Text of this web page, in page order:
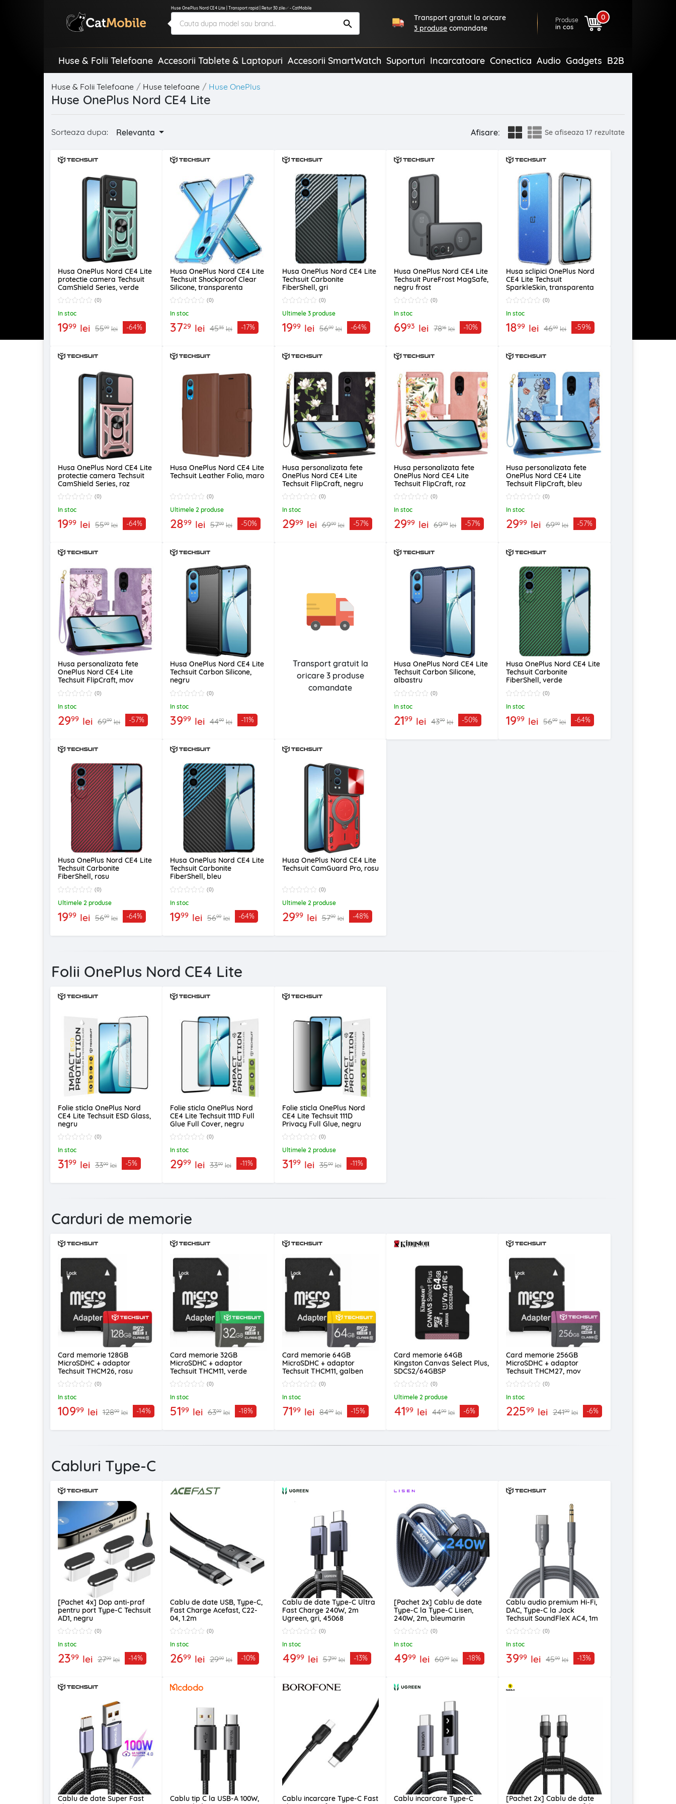
Huse OnePlus Nord CE4 Lite | Transport rapid | Retur 30 zile✅ - CatMobile
Transport gratuit la oricare
3 produse comandate
Produse
in cos
0
Huse & Folii Telefoane Accesorii Tablete & Laptopuri Accesorii SmartWatch Suporturi Incarcatoare Conectica Audio Gadgets B2B
Huse & Folii Telefoane Huse telefoane Huse OnePlus
Huse OnePlus Nord CE4 Lite
Sorteaza dupa: Relevanta Afisare: Se afiseaza 17 rezultate
Husa OnePlus Nord CE4 Lite
protectie camera Techsuit
CamShield Series, verde
(0)
In stoc
1999 lei 5599 lei -64%
Husa OnePlus Nord CE4 Lite
Techsuit Shockproof Clear
Silicone, transparenta
(0)
In stoc
3729 lei 4535 lei -17%
Husa OnePlus Nord CE4 Lite
Techsuit Carbonite
FiberShell, gri
(0)
Ultimele 3 produse
1999 lei 5699 lei -64%
Husa OnePlus Nord CE4 Lite
Techsuit PureFrost MagSafe,
negru frost
(0)
In stoc
6993 lei 7816 lei -10%
Husa sclipici OnePlus Nord
CE4 Lite Techsuit
SparkleSkin, transparenta
(0)
In stoc
1899 lei 4699 lei -59%
Husa OnePlus Nord CE4 Lite
protectie camera Techsuit
CamShield Series, roz
(0)
In stoc
1999 lei 5599 lei -64%
Husa OnePlus Nord CE4 Lite
Techsuit Leather Folio, maro
(0)
Ultimele 2 produse
2899 lei 5799 lei -50%
Husa personalizata fete
OnePlus Nord CE4 Lite
Techsuit FlipCraft, negru
(0)
In stoc
2999 lei 6999 lei -57%
Husa personalizata fete
OnePlus Nord CE4 Lite
Techsuit FlipCraft, roz
(0)
In stoc
2999 lei 6999 lei -57%
Husa personalizata fete
OnePlus Nord CE4 Lite
Techsuit FlipCraft, bleu
(0)
In stoc
2999 lei 6999 lei -57%
Husa personalizata fete
OnePlus Nord CE4 Lite
Techsuit FlipCraft, mov
(0)
In stoc
2999 lei 6999 lei -57%
Husa OnePlus Nord CE4 Lite
Techsuit Carbon Silicone,
negru
(0)
In stoc
3999 lei 4499 lei -11%
Transport gratuit la
oricare 3 produse
comandate
Husa OnePlus Nord CE4 Lite
Techsuit Carbon Silicone,
albastru
(0)
In stoc
2199 lei 4399 lei -50%
Husa OnePlus Nord CE4 Lite
Techsuit Carbonite
FiberShell, verde
(0)
In stoc
1999 lei 5699 lei -64%
Husa OnePlus Nord CE4 Lite
Techsuit Carbonite
FiberShell, rosu
(0)
Ultimele 2 produse
1999 lei 5699 lei -64%
Husa OnePlus Nord CE4 Lite
Techsuit Carbonite
FiberShell, bleu
(0)
In stoc
1999 lei 5699 lei -64%
Husa OnePlus Nord CE4 Lite
Techsuit CamGuard Pro, rosu
(0)
Ultimele 2 produse
2999 lei 5799 lei -48%
Folii OnePlus Nord CE4 Lite
Folie sticla OnePlus Nord
CE4 Lite Techsuit ESD Glass,
negru
(0)
In stoc
3199 lei 3399 lei -5%
Folie sticla OnePlus Nord
CE4 Lite Techsuit 111D Full
Glue Full Cover, negru
(0)
In stoc
2999 lei 3399 lei -11%
Folie sticla OnePlus Nord
CE4 Lite Techsuit 111D
Privacy Full Glue, negru
(0)
Ultimele 2 produse
3199 lei 3599 lei -11%
Carduri de memorie
Card memorie 128GB
MicroSDHC + adaptor
Techsuit THCM26, rosu
(0)
In stoc
10999 lei 12899 lei -14%
Card memorie 32GB
MicroSDHC + adaptor
Techsuit THCM11, verde
(0)
In stoc
5199 lei 6399 lei -18%
Card memorie 64GB
MicroSDHC + adaptor
Techsuit THCM11, galben
(0)
In stoc
7199 lei 8499 lei -15%
Card memorie 64GB
Kingston Canvas Select Plus,
SDCS2/64GBSP
(0)
Ultimele 2 produse
4199 lei 4499 lei -6%
Card memorie 256GB
MicroSDHC + adaptor
Techsuit THCM27, mov
(0)
In stoc
22599 lei 24199 lei -6%
Cabluri Type-C
[Pachet 4x] Dop anti-praf
pentru port Type-C Techsuit
AD1, negru
(0)
In stoc
2399 lei 2799 lei -14%
Cablu de date USB, Type-C,
Fast Charge Acefast, C22-
04, 1.2m
(0)
In stoc
2699 lei 2999 lei -10%
Cablu de date Type-C Ultra
Fast Charge 240W, 2m
Ugreen, gri, 45068
(0)
In stoc
4999 lei 5799 lei -13%
[Pachet 2x] Cablu de date
Type-C la Type-C Lisen,
240W, 2m, bleumarin
(0)
In stoc
4999 lei 6099 lei -18%
Cablu audio premium Hi-Fi,
DAC, Type-C la Jack
Techsuit SoundFleX AC4, 1m
(0)
In stoc
3999 lei 4599 lei -13%
Cablu de date Super Fast
Cablu tip C la USB-A 100W,
Cablu incarcare Type-C Fast
Cablu incarcare Type-C
[Pachet 2x] Cablu de date